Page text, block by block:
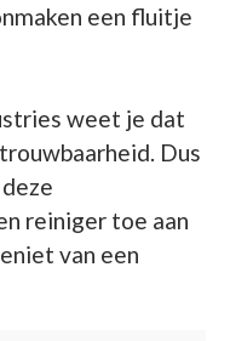
een fluitje
weet je dat
Dus
reiniger toe aan
van een